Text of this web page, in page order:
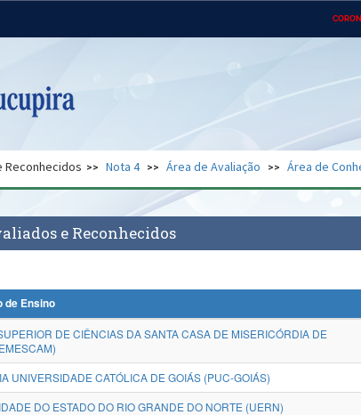
Ministério do
Regional
Gabinete de Segurança Advocacia-Geral da
Reconhecidos Nota 4 Área de Avaliação Área de
e Reconhecidos
de Ensino
DE CIÊNCIAS DA SANTA CASA DE MISERICÓRDIA DE
UNIVERSIDADE CATÓLICA DE GOIÁS (PUC-GOIÁS)
DO ESTADO DO RIO GRANDE DO NORTE (UERN)